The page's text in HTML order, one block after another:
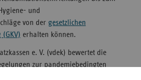
und
von der gesetzlichen
erhalten können.
e. V. (vdek) bewertet die
zur pandemiebedingten